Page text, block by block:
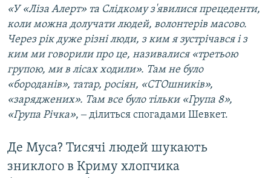
«У «Ліза Алерт» та Слідкому з'явилися прецеденти,
коли можна долучати людей, волонтерів масово.
Через рік дуже різні люди, з ким я зустрічався і з
ким ми говорили про це, називалися «третьою
групою, ми в лісах ходили». Там не було
«бороданів», татар, росіян, «СТОшників»,
«заряджених». Там все було тільки «Група 8»,
«Група Річка», ‒ ділиться спогадами Шевкет.
Де Муса? Тисячі людей шукають
зниклого в Криму хлопчика